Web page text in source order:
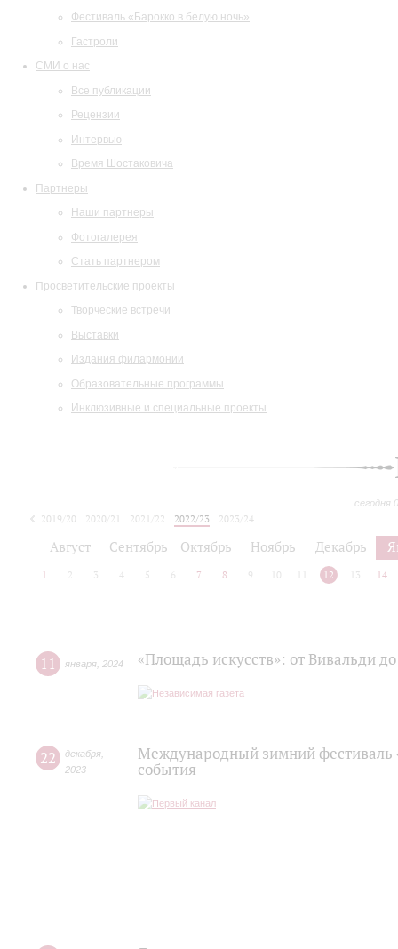
Фестиваль «Барокко в белую ночь»
Гастроли
СМИ о нас
Все публикации
Рецензии
Интервью
Время Шостаковича
Партнеры
Наши партнеры
Фотогалерея
Стать партнером
Просветительские проекты
Творческие встречи
Выставки
Издания филармонии
Образовательные программы
Инклюзивные и специальные проекты
сегодня
2019/20 2020/21 2021/22 2022/23
2023/24
Август Сентябрь Октябрь Ноябрь Декабрь
1 2 3 4 5 6 7 8 9 10 12 13 14
11 января 2024 «Площадь искусств»: от Вивальди
22 декабря
2023
Международный зимний фестиваль
события